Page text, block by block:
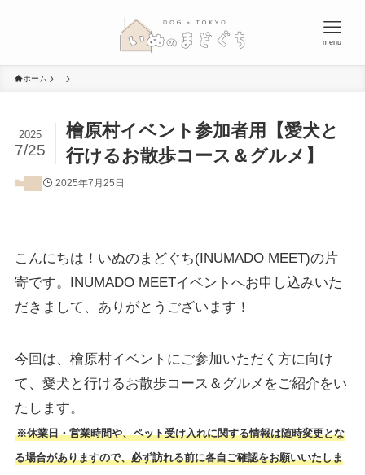
menu
ホーム
檜原村イベント参加者用【愛犬と
行けるお散歩コース＆グルメ】
2025
7/25
2025年7月25日
こんにちは！いぬのまどぐち(INUMADO MEET)の片
寄です。INUMADO MEETイベントへお申し込みいた
だきまして、ありがとうございます！
今回は、檜原村イベントにご参加いただく方に向け
て、愛犬と行けるお散歩コース＆グルメをご紹介をい
たします。
※休業日・営業時間や、ペット受け入れに関する情報は随時変更とな
る場合がありますので、必ず訪れる前に各自ご確認をお願いいたしま